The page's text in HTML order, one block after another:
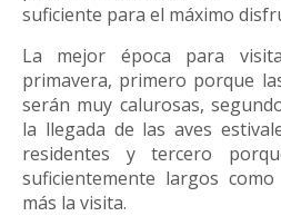
suficiente para el máximo
La mejor época para
primavera, primero porque
serán muy calurosas,
la llegada de las aves
residentes y tercero
suficientemente largos
más la visita.